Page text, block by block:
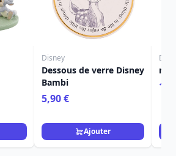
Disney
Dessous de verre Disney
Bambi
5,90 €
Ajouter